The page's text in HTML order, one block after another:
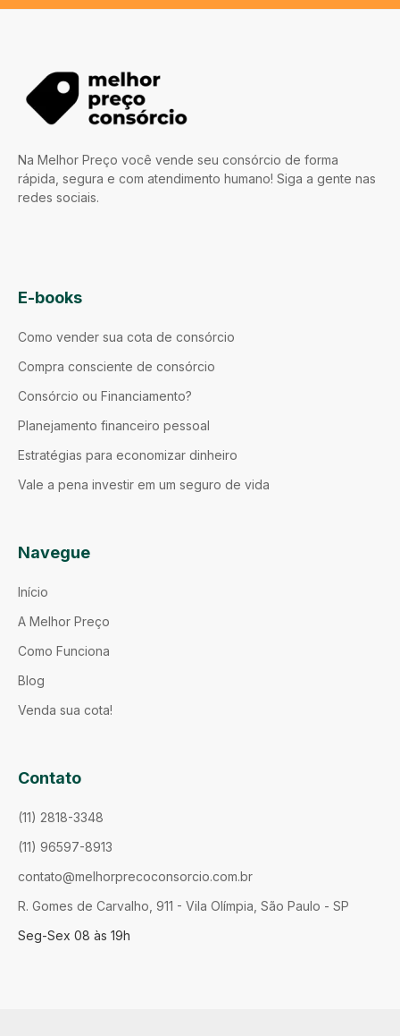
Na Melhor Preço você vende seu consórcio de forma
rápida, segura e com atendimento humano! Siga a gente nas
redes sociais.
E-books
Como vender sua cota de consórcio
Compra consciente de consórcio
Consórcio ou Financiamento?
Planejamento financeiro pessoal
Estratégias para economizar dinheiro
Vale a pena investir em um seguro de vida
Navegue
Início
A Melhor Preço
Como Funciona
Blog
Venda sua cota!
Contato
(11) 2818-3348
(11) 96597-8913
contato@melhorprecoconsorcio.com.br
R. Gomes de Carvalho, 911 - Vila Olímpia, São Paulo - SP
Seg-Sex 08 às 19h